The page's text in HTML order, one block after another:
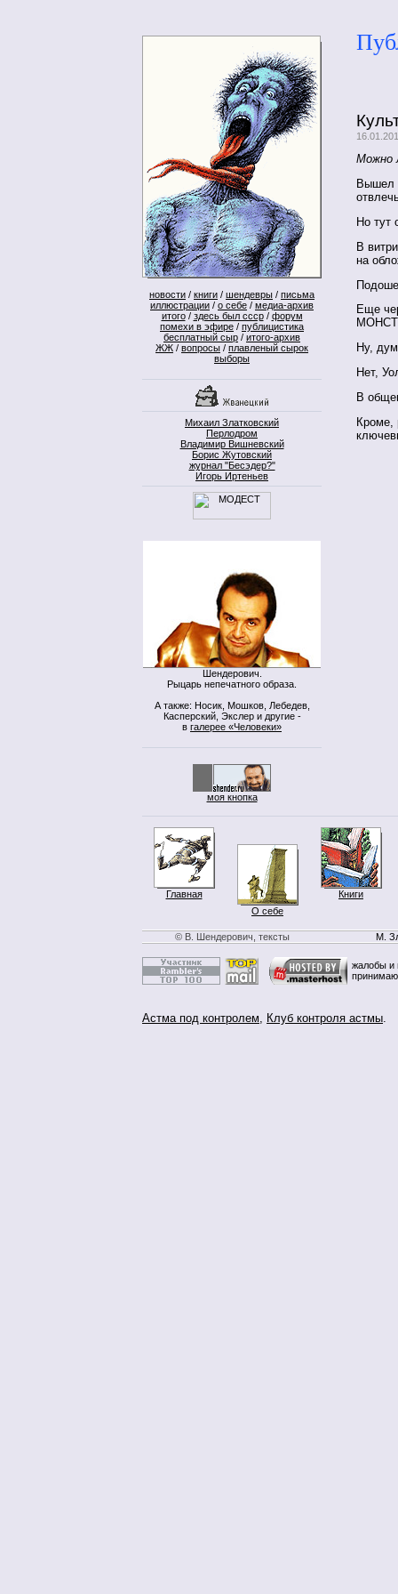
новости / книги / шендевры / письма
иллюстрации / о себе / медиа-архив
итого/ здесь был ссср/ форум
помехи в эфире / публицистика
бесплатный сыр / итого-архив
ЖЖ / вопросы / плавленый сырок
выборы
Михаил Златковский
Перлодром
Владимир Вишневский
Борис Жутовский
журнал "Бесэдер?"
Игорь Иртеньев
Шендерович.
Рыцарь непечатного образа.
А также: Носик, Мошков, Лебедев,
Касперский, Экслер и другие -
в галерее «Человеки»
моя кнопка
Можно
Вышел
Но тут
В
на
Еще
Ну,
Нет,
В
Кроме,
Главная
О себе
Книги
© В. Шендерович, тексты М.
жалобы и
Астма под контролем, Клуб контроля астмы.